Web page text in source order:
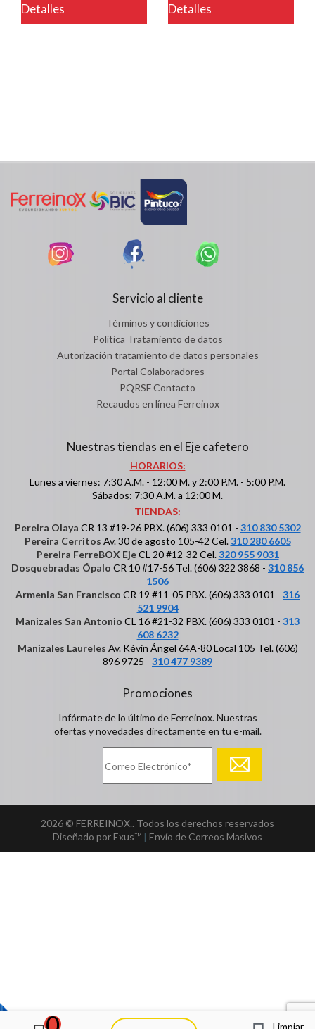
Limpiar
Detalles Detalles
Servicio al cliente
Términos y condiciones
Política Tratamiento de datos
Autorización tratamiento de datos personales
Portal Colaboradores
PQRSF Contacto
Recaudos en línea Ferreinox
Nuestras tiendas en el Eje cafetero
HORARIOS:
Lunes a viernes: 7:30 A.M. - 12:00 M. y 2:00 P.M. - 5:00 P.M.
Sábados: 7:30 A.M. a 12:00 M.
TIENDAS:
Pereira Olaya CR 13 #19-26 PBX. (606) 333 0101 - 310 830 5302
Pereira Cerritos Av. 30 de agosto 105-42 Cel.310 280 6605
Pereira FerreBOX EjeCL 20 #12-32 Cel.320 955 9031
Dosquebradas Ópalo CR 10 #17-56 Tel. (606) 322 3868 - 310 856
1506
Armenia San Francisco CR 19 #11-05 PBX. (606) 333 0101 - 316
521 9904
Manizales San Antonio CL 16 #21-32 PBX. (606) 333 0101 - 313
608 6232
Manizales Laureles Av. Kévin Ángel 64A-80 Local 105 Tel. (606)
896 9725 - 310 477 9389
Promociones
Infórmate de lo último de Ferreinox. Nuestras
ofertas y novedades directamente en tu e-mail.
2026 © FERREINOX.. Todos los derechos reservados
Diseñado por Exus™ | Envío de Correos Masivos